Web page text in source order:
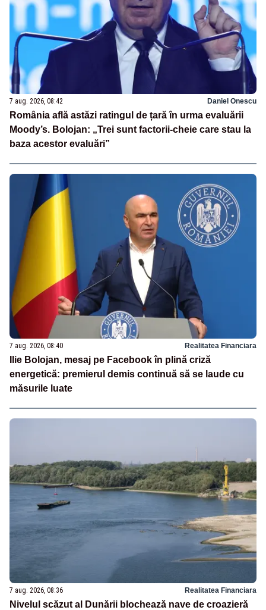
7 aug. 2026, 08:42 Daniel Onescu
România află astăzi ratingul de țară în urma evaluării
Moody’s. Bolojan: „Trei sunt factorii-cheie care stau la
baza acestor evaluări”
7 aug. 2026, 08:40 Realitatea Financiara
Ilie Bolojan, mesaj pe Facebook în plină criză
energetică: premierul demis continuă să se laude cu
măsurile luate
7 aug. 2026, 08:36 Realitatea Financiara
Nivelul scăzut al Dunării blochează nave de croazieră